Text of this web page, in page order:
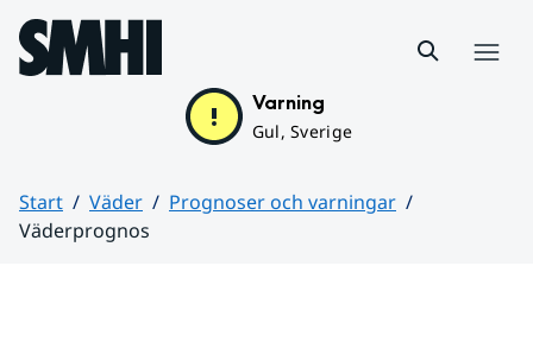
Hoppa till sidans innehåll
Varning
Gul, Sverige
Start Väder
Prognoser och varningar
Väderprognos